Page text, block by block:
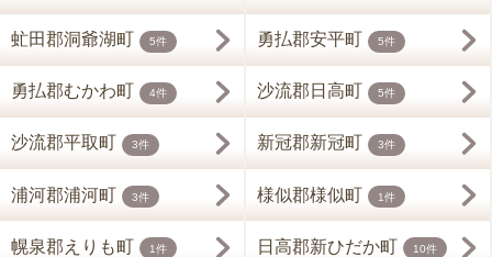
虻田郡洞爺湖町 5件 勇払郡安平町 5件
勇払郡むかわ町 4件 沙流郡日高町 5件
沙流郡平取町 3件 新冠郡新冠町 3件
浦河郡浦河町 3件 様似郡様似町 1件
幌泉郡えりも町 1件 日高郡新ひだか町 10件